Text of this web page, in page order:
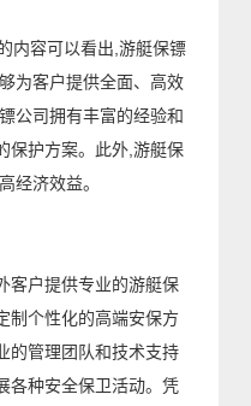
内容可以看出,游艇保镖
为客户提供全面、高效
公司拥有丰富的经验和
保护方案。此外,游艇保
经济效益。
客户提供专业的游艇保
制个性化的高端安保方
的管理团队和技术支持
各种安全保卫活动。凭